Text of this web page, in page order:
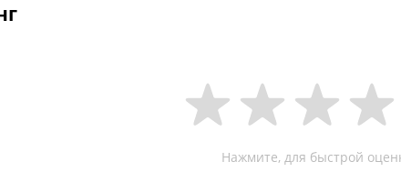
Нажмите, для быстрой